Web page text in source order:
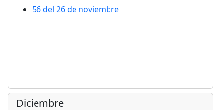
56 del 26 de noviembre
Diciembre